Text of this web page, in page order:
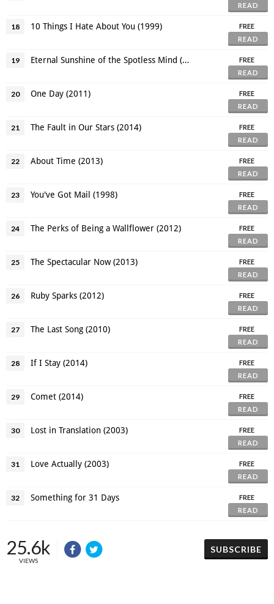
READ
18 10 Things I Hate About You (1999)
FREE
READ
19 Eternal Sunshine of the Spotless Mind (2004)
FREE
READ
20 One Day (2011)
FREE
READ
21 The Fault in Our Stars (2014)
FREE
READ
22 About Time (2013)
FREE
READ
23 You've Got Mail (1998)
FREE
READ
24 The Perks of Being a Wallflower (2012)
FREE
READ
25 The Spectacular Now (2013)
FREE
READ
26 Ruby Sparks (2012)
FREE
READ
27 The Last Song (2010)
FREE
READ
28 If I Stay (2014)
FREE
READ
29 Comet (2014)
FREE
READ
30 Lost in Translation (2003)
FREE
READ
31 Love Actually (2003)
FREE
READ
32 Something for 31 Days
FREE
READ
25.6k
VIEWS
SUBSCRIBE